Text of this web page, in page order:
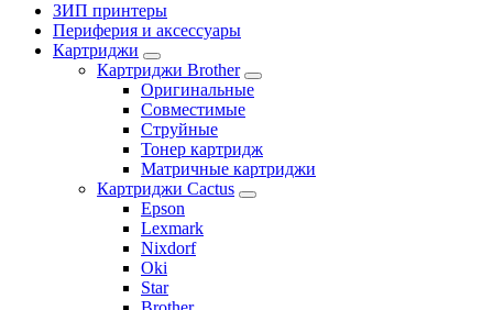
ЗИП принтеры
Периферия и аксессуары
Картриджи
Картриджи Brother
Оригинальные
Совместимые
Струйные
Тонер картридж
Матричные картриджи
Картриджи Cactus
Epson
Lexmark
Nixdorf
Oki
Star